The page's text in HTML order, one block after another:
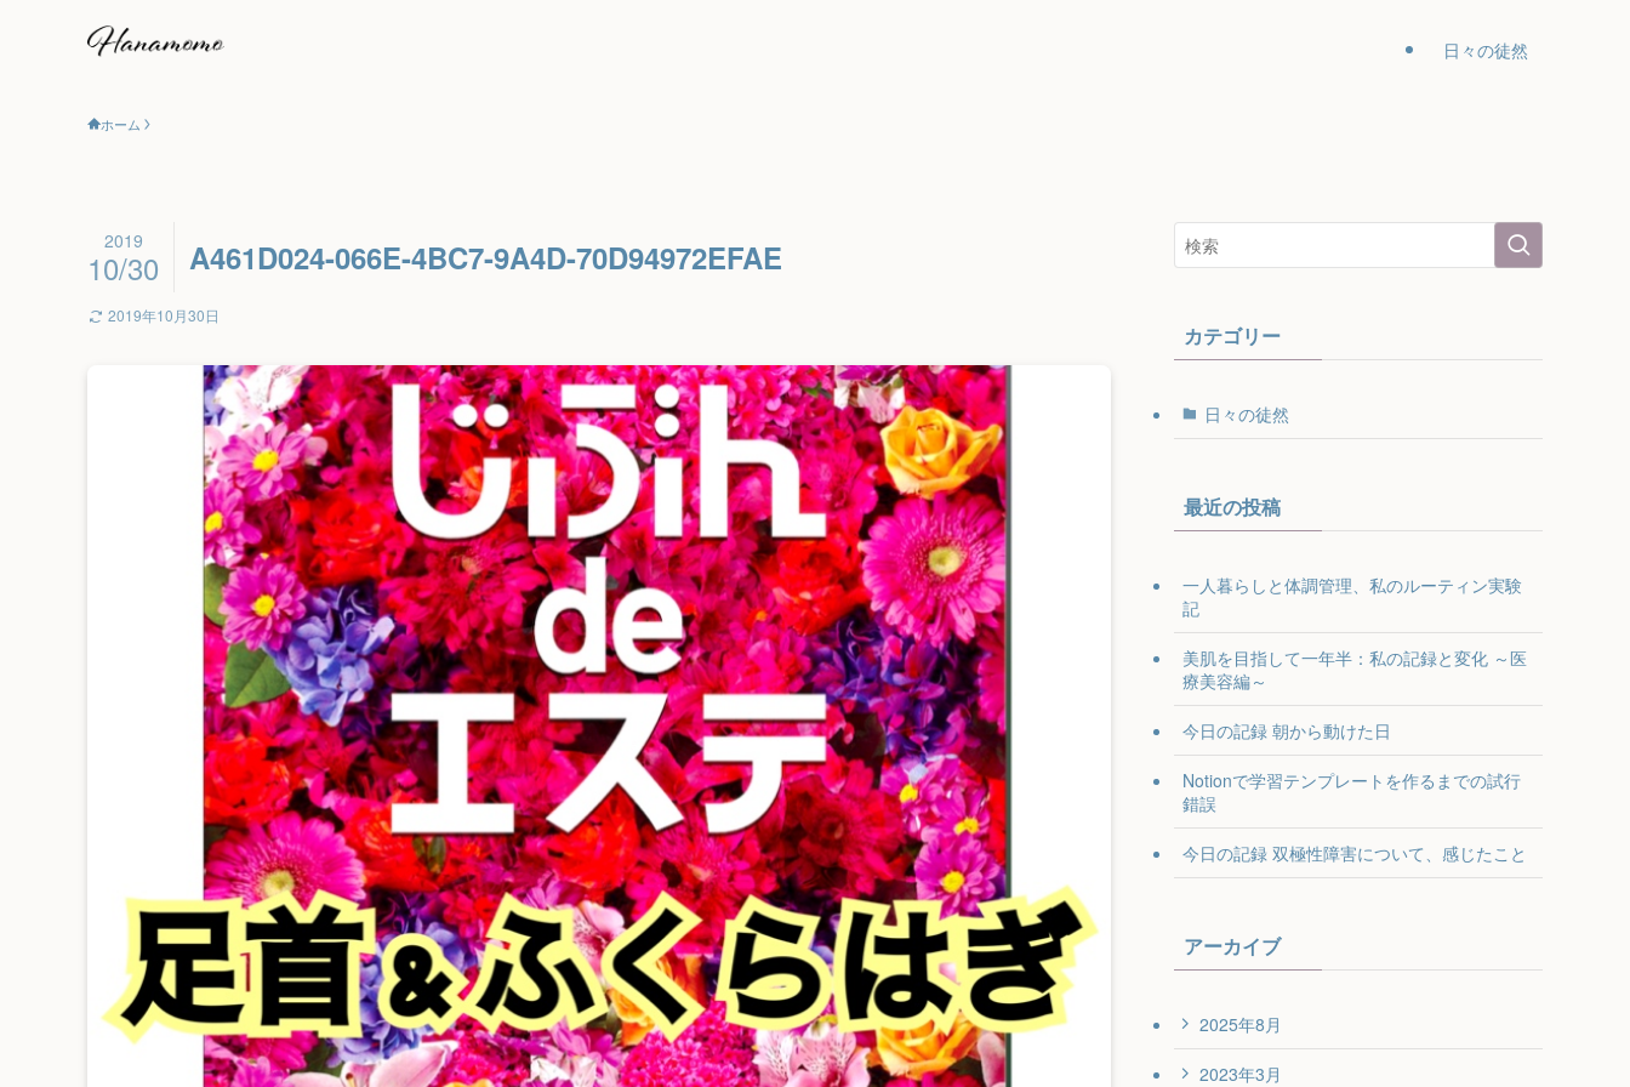
日々の徒然
ホーム
A461D024-066E-4BC7-9A4D-70D94972EFAE
2019
10/30
2019年10月30日
カテゴリー
日々の徒然
最近の投稿
一人暮らしと体調管理、私のルーティン実験
記
美肌を目指して一年半：私の記録と変化 ～医
療美容編～
今日の記録 朝から動けた日
Notionで学習テンプレートを作るまでの試行
錯誤
今日の記録 双極性障害について、感じたこと
アーカイブ
2025年8月
2023年3月